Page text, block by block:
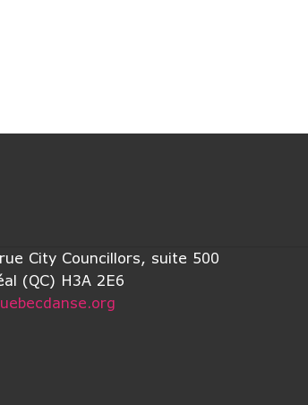
City Councillors, suite 500
(QC) H3A 2E6